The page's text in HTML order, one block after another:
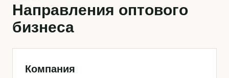
Направления оптового
бизнеса
Компания